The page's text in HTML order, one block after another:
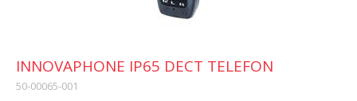
INNOVAPHONE IP65 DECT TELEFON
50-00065-001